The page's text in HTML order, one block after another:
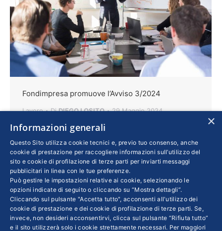
Fondimpresa promuove l’Avviso 3/2024
Lavoro DiDIEGO LOSITO 29 Maggio 2024
Con una dotazione di 20 milioni di euro,
l’iniziativa finanzia piani formativi finalizzati
alla qualificazione o riqualificazione di
lavoratori disoccupati o inoccupati. Le
domande potranno essere presentate a partire
dal 4 giugno e si procederà fino ad
esaurimento risorse
×
Informazioni generali
Questo Sito utilizza cookie tecnici e, previo tuo consenso, anche
cookie di prestazione per raccogliere informazioni sull’utilizzo del
sito e cookie di profilazione di terze parti per inviarti messaggi
pubblicitari in linea con le tue preferenze.
Può gestire le impostazioni relative ai cookie, selezionando le
opzioni indicate di seguito o cliccando su “Mostra dettagli”.
Cliccando sul pulsante "Accetta tutto", acconsenti all'utilizzo dei
cookie di prestazione e dei cookie di profilazione di terze parti. Se,
invece, non desideri acconsentirvi, clicca sul pulsante “Rifiuta tutto”
e il sito utilizzerà solo i cookie strettamente necessari. Per maggiori